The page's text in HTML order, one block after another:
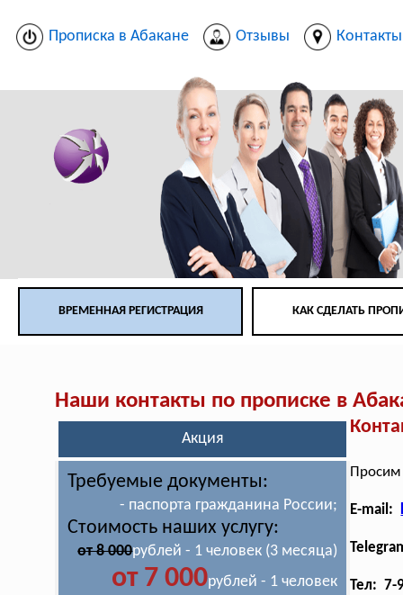
Прописка в Абакане Отзывы Контакты
ВРЕМЕННАЯ РЕГИСТРАЦИЯ КАК СДЕЛАТЬ
Наши контакты по прописке в
Акция
Требуемые документы:
- паспорта гражданина России;
Стоимость наших услугу:
от 8 000рублей - 1 человек (3 месяца)
от 7 000рублей - 1 человек
Просим
E-mail:
Тел: 7-